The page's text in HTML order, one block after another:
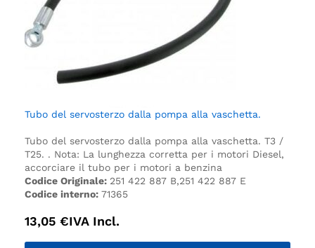
Tubo del servosterzo dalla pompa alla vaschetta.
Tubo del servosterzo dalla pompa alla vaschetta. T3 /
T25. . Nota: La lunghezza corretta per i motori Diesel,
accorciare il tubo per i motori a benzina
Codice Originale: 251 422 887 B,251 422 887 E
Codice interno: 71365
13,05 €IVA Incl.